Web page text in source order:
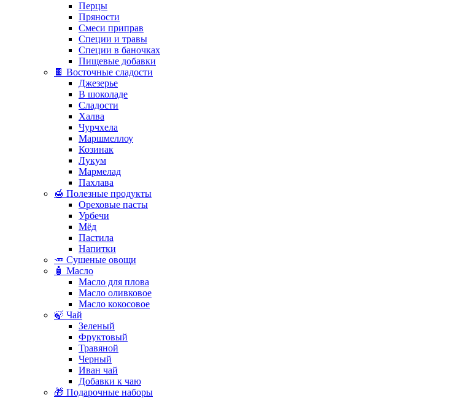
Перцы
Пряности
Смеси приправ
Специи и травы
Специи в баночках
Пищевые добавки
🍫 Восточные сладости
Джезерье
В шоколаде
Сладости
Халва
Чурчхела
Маршмеллоу
Козинак
Лукум
Мармелад
Пахлава
🍯 Полезные продукты
Ореховые пасты
Урбечи
Мёд
Пастила
Напитки
🥕 Сушеные овощи
🧴 Масло
Масло для плова
Масло оливковое
Масло кокосовое
🍃 Чай
Зеленый
Фруктовый
Травяной
Черный
Иван чай
Добавки к чаю
🎁 Подарочные наборы